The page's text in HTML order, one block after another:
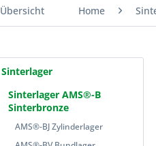
Übersicht Home
Sinterlager
Sinterlager AMS®-B
Sinterbronze
AMS®-BJ Zylinderlager